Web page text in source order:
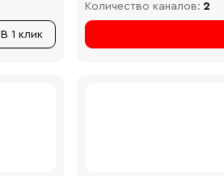
В 1 клик
Количество каналов: 2